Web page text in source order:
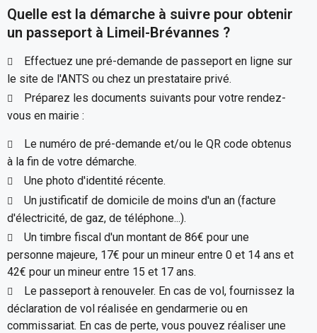
Quelle est la démarche à suivre pour obtenir
un passeport à Limeil-Brévannes ?
Effectuez une pré-demande de passeport en ligne sur
le site de l'ANTS ou chez un prestataire privé.
Préparez les documents suivants pour votre rendez-
vous en mairie :
Le numéro de pré-demande et/ou le QR code obtenus
à la fin de votre démarche.
Une photo d'identité récente.
Un justificatif de domicile de moins d'un an (facture
d'électricité, de gaz, de téléphone...).
Un timbre fiscal d'un montant de 86€ pour une
personne majeure, 17€ pour un mineur entre 0 et 14 ans et
42€ pour un mineur entre 15 et 17 ans.
Le passeport à renouveler. En cas de vol, fournissez la
déclaration de vol réalisée en gendarmerie ou en
commissariat. En cas de perte, vous pouvez réaliser une